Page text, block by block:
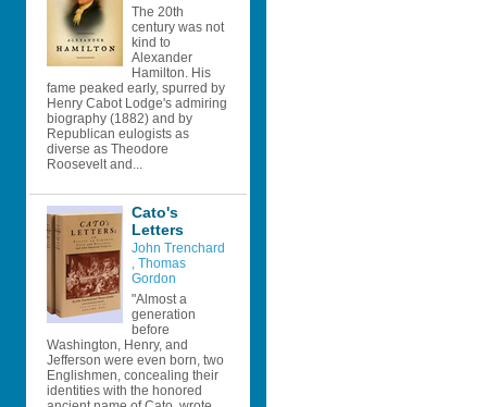
The 20th
century was not
kind to
Alexander
Hamilton. His
fame peaked early, spurred by
Henry Cabot Lodge's admiring
biography (1882) and by
Republican eulogists as
diverse as Theodore
Roosevelt and...
Cato's
Letters
John Trenchard
, Thomas
Gordon
"Almost a
generation
before
Washington, Henry, and
Jefferson were even born, two
Englishmen, concealing their
identities with the honored